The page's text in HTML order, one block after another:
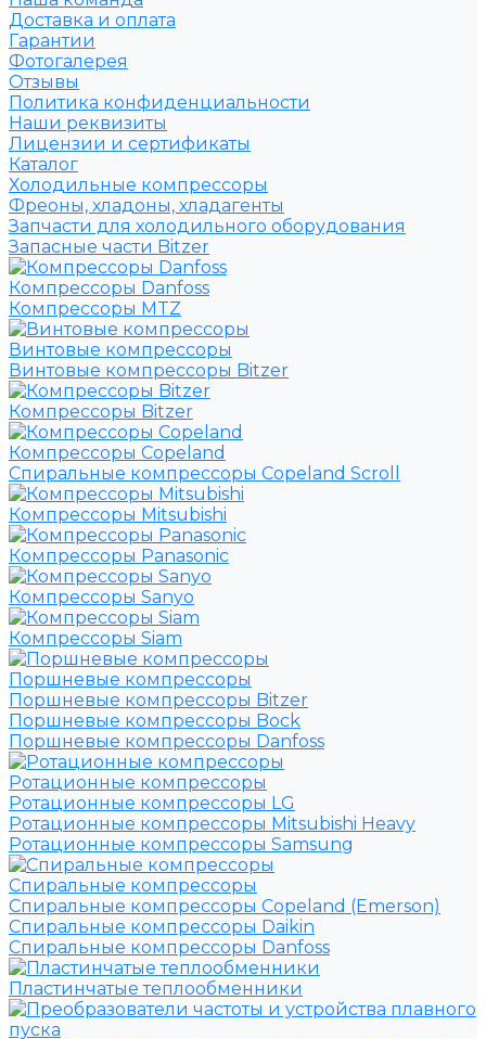
Доставка и оплата
Гарантии
Фотогалерея
Отзывы
Политика конфиденциальности
Наши реквизиты
Лицензии и сертификаты
Каталог
Холодильные компрессоры
Фреоны, хладоны, хладагенты
Запчасти для холодильного оборудования
Запасные части Bitzer
Компрессоры Danfoss
Компрессоры MTZ
Винтовые компрессоры
Винтовые компрессоры Bitzer
Компрессоры Bitzer
Компрессоры Copeland
Спиральные компрессоры Copeland Scroll
Компрессоры Mitsubishi
Компрессоры Panasonic
Компрессоры Sanyo
Компрессоры Siam
Поршневые компрессоры
Поршневые компрессоры Bitzer
Поршневые компрессоры Bock
Поршневые компрессоры Danfoss
Ротационные компрессоры
Ротационные компрессоры LG
Ротационные компрессоры Mitsubishi Heavy
Ротационные компрессоры Samsung
Спиральные компрессоры
Спиральные компрессоры Copeland (Emerson)
Спиральные компрессоры Daikin
Спиральные компрессоры Danfoss
Пластинчатые теплообменники